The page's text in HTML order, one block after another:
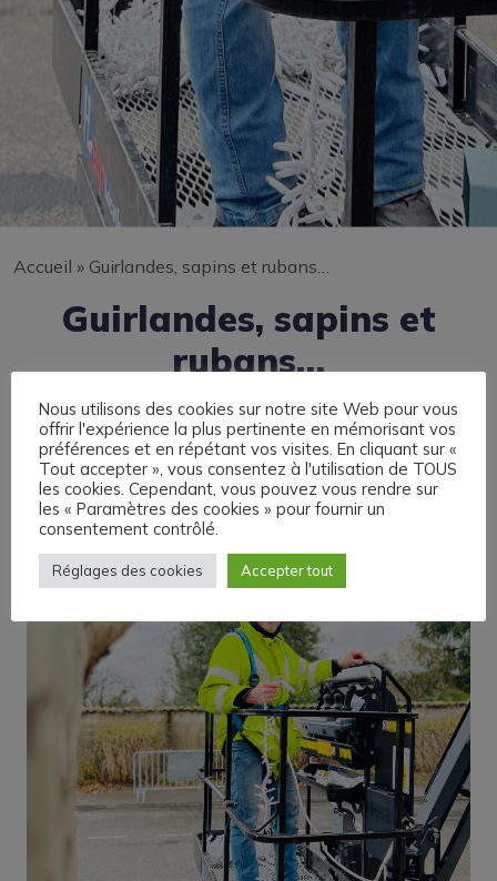
Accueil » Guirlandes, sapins et rubans…
Guirlandes, sapins et
rubans…
Nous utilisons des cookies sur notre site Web pour vous
offrir l'expérience la plus pertinente en mémorisant vos
préférences et en répétant vos visites. En cliquant sur «
Tout accepter », vous consentez à l'utilisation de TOUS
les cookies. Cependant, vous pouvez vous rendre sur
les « Paramètres des cookies » pour fournir un
consentement contrôlé.
Réglages des cookies Accepter tout